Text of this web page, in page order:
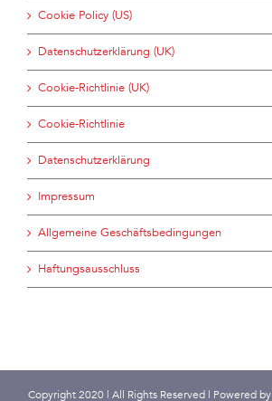
Cookie Policy (US)
Datenschutzerklärung (UK)
Cookie-Richtlinie (UK)
Cookie-Richtlinie
Datenschutzerklärung
Impressum
Allgemeine Geschäftsbedingungen
Haftungsausschluss
Copyright 2020 | All Rights Reserved | Powered by